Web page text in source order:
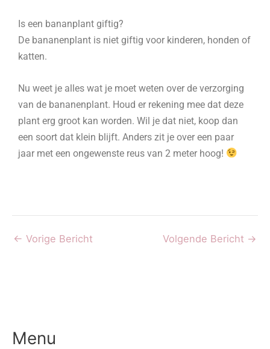
Is een bananplant giftig?
De bananenplant is niet giftig voor kinderen, honden of
katten.
Nu weet je alles wat je moet weten over de verzorging
van de bananenplant. Houd er rekening mee dat deze
plant erg groot kan worden. Wil je dat niet, koop dan
een soort dat klein blijft. Anders zit je over een paar
jaar met een ongewenste reus van 2 meter hoog!
← Vorige Bericht Volgende Bericht →
Menu